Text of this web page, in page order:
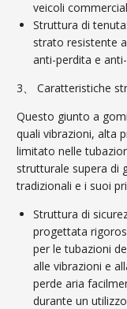
veicoli
Struttura di
strato resistente
anti-perdita e
3、 Caratteristiche
Questo giunto a
quali vibrazioni, alta
limitato nelle
strutturale supera di
tradizionali e i suoi
Struttura di
progettata
per le tubazioni
alle vibrazioni e
perde aria
durante un